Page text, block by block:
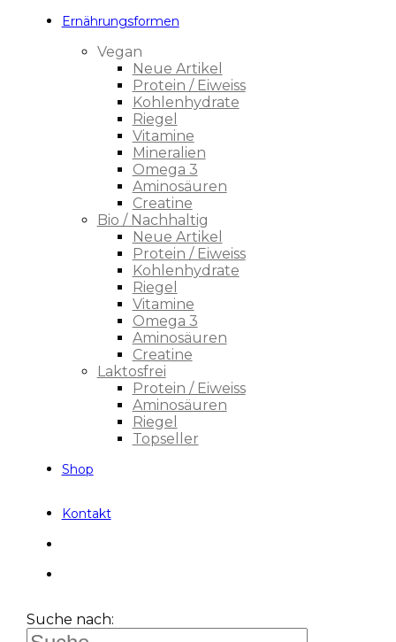
Ernährungsformen
Vegan
Neue Artikel
Protein / Eiweiss
Kohlenhydrate
Riegel
Vitamine
Mineralien
Omega 3
Aminosäuren
Creatine
Bio / Nachhaltig
Neue Artikel
Protein / Eiweiss
Kohlenhydrate
Riegel
Vitamine
Omega 3
Aminosäuren
Creatine
Laktosfrei
Protein / Eiweiss
Aminosäuren
Riegel
Topseller
Shop
Kontakt
Suche nach: